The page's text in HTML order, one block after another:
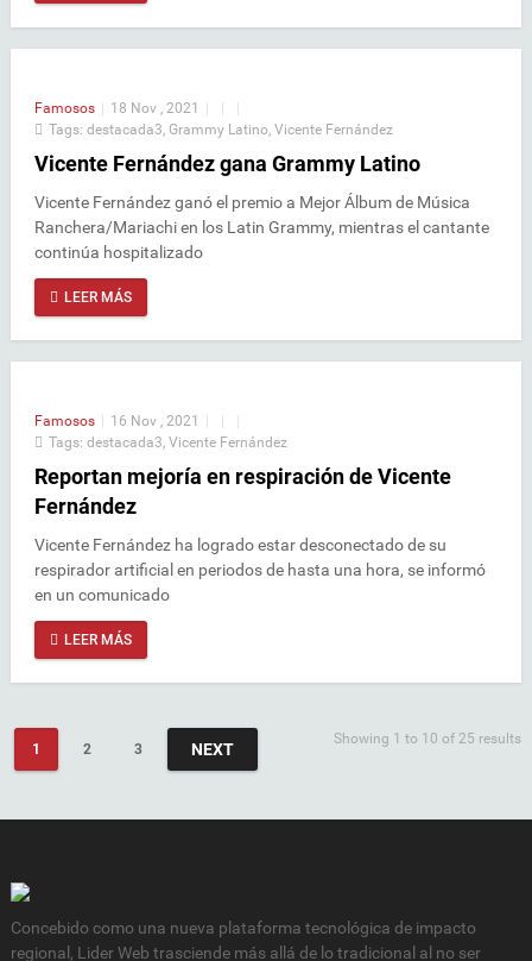
Famosos | 18 Nov , 2021 | |
|
Tags: destacada3 Grammy Latino Vicente Fernández
Vicente Fernández gana Grammy Latino
Vicente Fernández ganó el premio a Mejor Álbum de Música
Ranchera/Mariachi en los Latin Grammy, mientras el cantante
continúa hospitalizado
LEER MÁS
Famosos | 16 Nov , 2021 | |
|
Tags: destacada3 Vicente Fernández
Reportan mejoría en respiración de Vicente
Fernández
Vicente Fernández ha logrado estar desconectado de su
respirador artificial en periodos de hasta una hora, se informó
en un comunicado
LEER MÁS
1 2 3 NEXT
Showing 1 to 10 of 25 results
Concebido como una nueva plataforma tecnológica de impacto
regional, Lider Web trasciende más allá de lo tradicional al no ser